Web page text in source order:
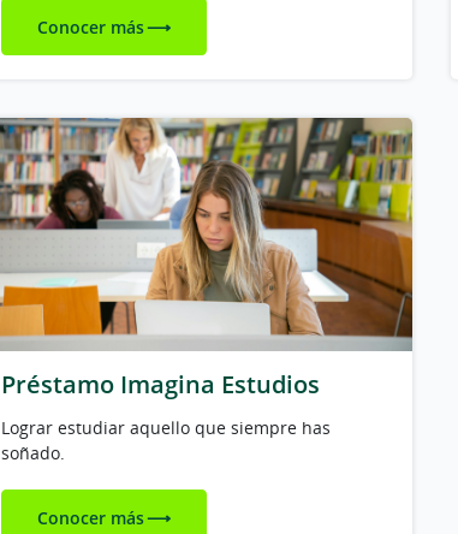
Conocer más
Préstamo Imagina Estudios
Lograr estudiar aquello que siempre has
soñado.
Conocer más